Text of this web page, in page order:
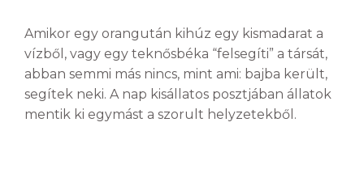
Amikor egy orangután kihúz egy kismadarat a
vízből, vagy egy teknősbéka “felsegíti” a társát,
abban semmi más nincs, mint ami: bajba került,
segítek neki. A nap kisállatos posztjában állatok
mentik ki egymást a szorult helyzetekből.